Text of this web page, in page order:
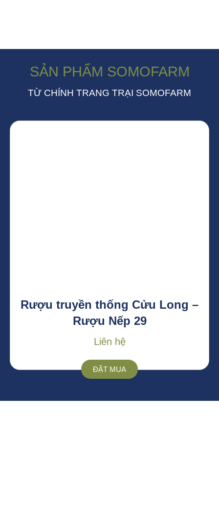
SẢN PHẨM SOMOFARM
TỪ CHÍNH TRANG TRẠI SOMOFARM
Rượu truyền thống Cửu Long –
Rượu Nếp 29
Liên hệ
ĐẶT MUA